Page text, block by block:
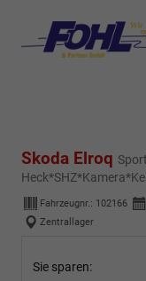
Skoda Elroq
Fahrzeugnr.: 102166
Zentrallager
Sie sparen: